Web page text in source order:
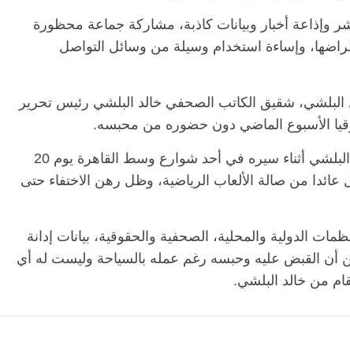
وإذاعة أخبار وبيانات كاذبة، مشاركة جماعة محظورة
وإساءة استخدام وسيلة من وسائل التواصل
2020 أمن دولة، كمال البلشي، شقيق الكاتب الصحفي خالد البلشي رئيس تحرير
الأسبوع الماضي دون حضوره من محبسه.
وكانت قوات الأمن قد ألقت القبض على كمال البلشي أثناء سيره في أحد شوارع وسط القاهرة يوم 20
من صالة الألعاب الرياضية، وظل رهن الاختفاء حتى
الدولية والمحلية، الصحفية والحقوقية، بيانات إدانة
أن القبض عليه وحبسه رغم عمله بالسياحة وليست له أي
من خالد البلشي.
21 فبراير، 2026